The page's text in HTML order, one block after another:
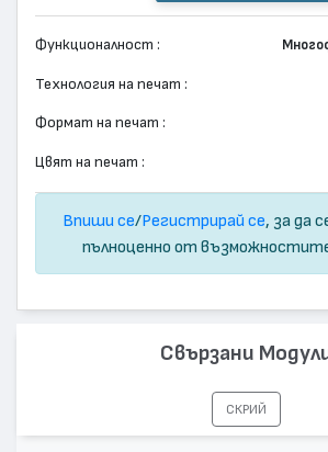
Функционалност :
Технология на печат :
Формат на печат :
Цвят на печат :
Впиши се/Регистрирай се, за да
пълноценно от
Свързани
СКРИЙ